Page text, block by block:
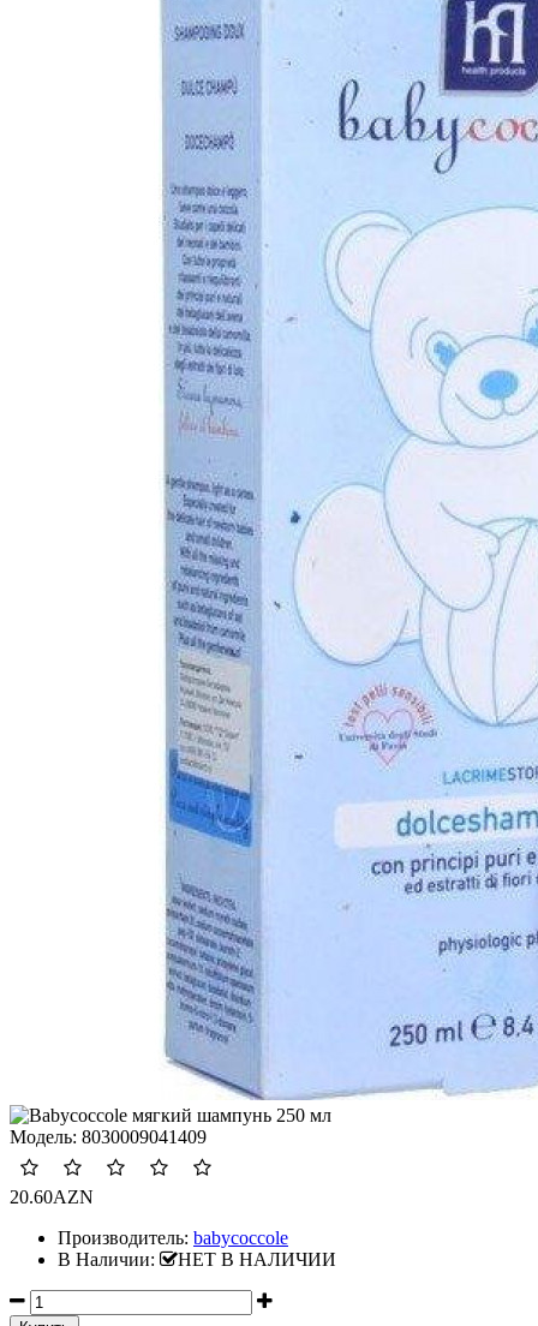
Модель: 8030009041409
20.60AZN
Производитель: babycoccole
В Наличии:
НЕТ В НАЛИЧИИ